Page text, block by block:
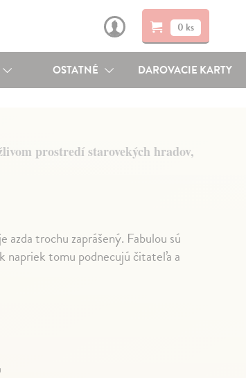
0 ks
OSTATNÉ DAROVACIE KARTY
prostredí starovekých hradov,
trochu zaprášený. Fabulou sú
napriek tomu podnecujú čitateľa a